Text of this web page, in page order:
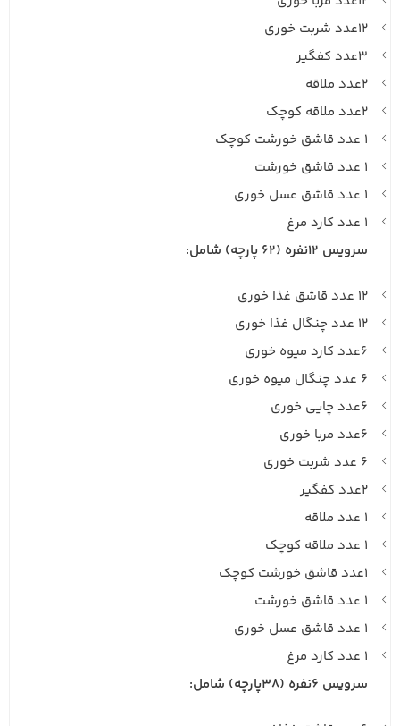
۱۲عدد شربت خوری
۳عدد کفگیر
۲عدد ملاقه
۲عدد ملاقه کوچک
۱ عدد قاشق خورشت کوچک
۱ عدد قاشق خورشت
۱ عدد قاشق عسل خوری
۱ عدد کارد مرغ
سرویس ۱۲نفره (۶۲ پارچه) شامل:
۱۲ عدد قاشق غذا خوری
۱۲ عدد چنگال غذا خوری
۶عدد کارد میوه خوری
۶ عدد چنگال میوه خوری
۶عدد چایی خوری
۶عدد مربا خوری
۶ عدد شربت خوری
۲عدد کفگیر
۱ عدد ملاقه
۱ عدد ملاقه کوچک
۱عدد قاشق خورشت کوچک
۱ عدد قاشق خورشت
۱ عدد قاشق عسل خوری
۱ عدد کارد مرغ
سرویس ۶نفره (۳۸پارچه) شامل: